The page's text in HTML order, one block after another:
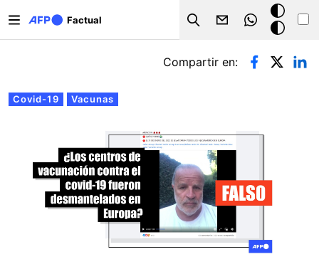
Factual
Search
Modo
oscuro
Solapas principales
Covid-19 Vacunas
Compartir en: